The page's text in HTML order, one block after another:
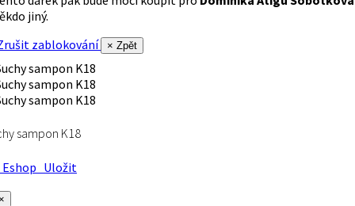
jiný.
zablokování
× Zpět
sampon K18
Uložit